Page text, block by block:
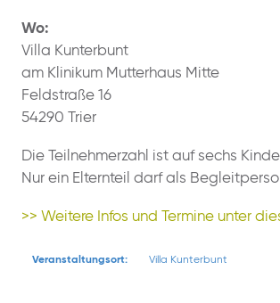
Wo:
Villa Kunterbunt
am Klinikum Mutterhaus Mitte
Feldstraße 16
54290 Trier
Die Teilnehmerzahl ist auf sechs
Nur ein Elternteil darf als
>> Weitere Infos und Termine unter
Veranstaltungsort: Villa Kunterbunt